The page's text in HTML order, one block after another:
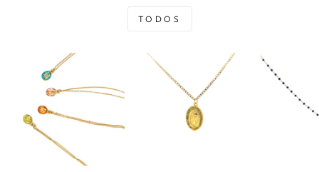
TODOS